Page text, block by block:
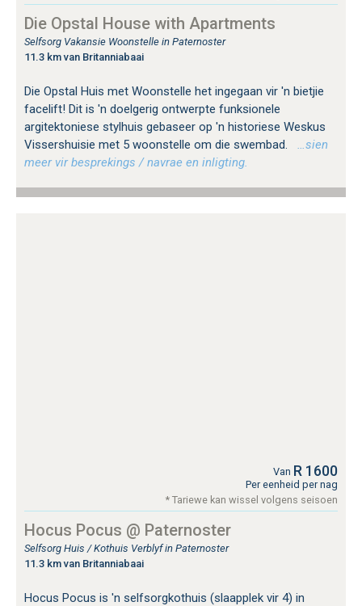
Die Opstal House with Apartments
Selfsorg Vakansie Woonstelle in Paternoster
11.3 km van Britanniabaai
Die Opstal Huis met Woonstelle het ingegaan vir 'n bietjie
facelift! Dit is 'n doelgerig ontwerpte funksionele
argitektoniese stylhuis gebaseer op 'n historiese Weskus
Vissershuisie met 5 woonstelle om die swembad.
…sien
meer vir besprekings / navrae en inligting.
Van R 1600
Per eenheid per nag
* Tariewe kan wissel volgens seisoen
Hocus Pocus @ Paternoster
Selfsorg Huis / Kothuis Verblyf in Paternoster
11.3 km van Britanniabaai
Hocus Pocus is 'n selfsorgkothuis (slaapplek vir 4) in